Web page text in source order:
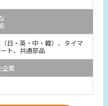
日・英・中・韓）、タイマ
ト、共通部品
業